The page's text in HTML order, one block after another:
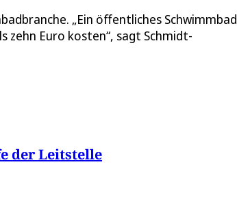
„Ein öffentliches Schwimmbad
Euro kosten“, sagt Schmidt-
der Leitstelle